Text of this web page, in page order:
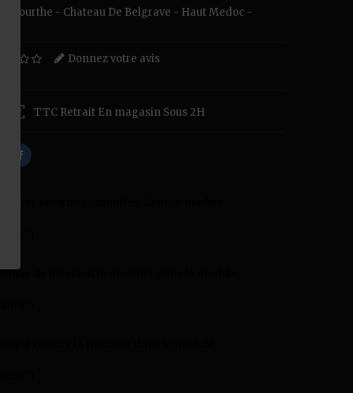
Dourthe - Chateau De Belgrave - Haut Medoc -
Donnez votre avis
€ TTC Retrait En magasin Sous 2H
de livraison (à modifier dans le module